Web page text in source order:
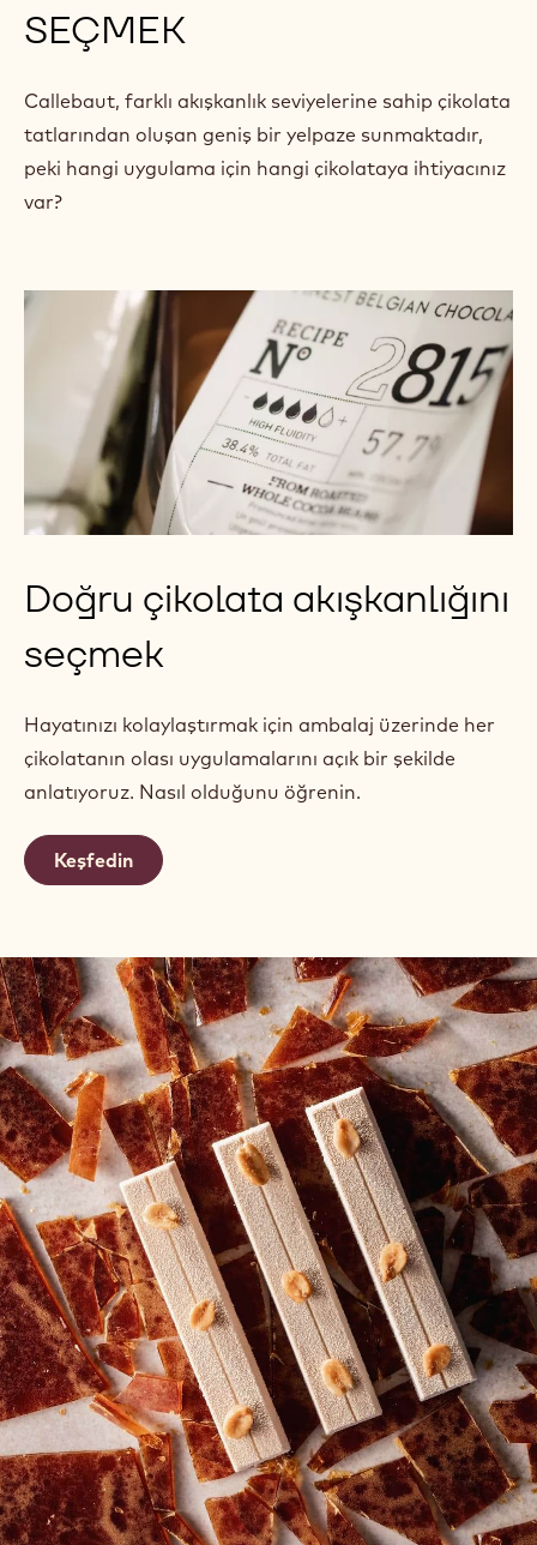
SEÇMEK
Callebaut, farklı akışkanlık seviyelerine sahip çikolata
tatlarından oluşan geniş bir yelpaze sunmaktadır,
peki hangi uygulama için hangi çikolataya ihtiyacınız
var?
Doğru çikolata akışkanlığını
seçmek
Hayatınızı kolaylaştırmak için ambalaj üzerinde her
çikolatanın olası uygulamalarını açık bir şekilde
anlatıyoruz. Nasıl olduğunu öğrenin.
Keşfedin